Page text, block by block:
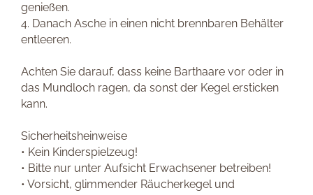
genießen.
4. Danach Asche in einen nicht brennbaren Behälter
entleeren.
Achten Sie darauf, dass keine Barthaare vor oder in
das Mundloch ragen, da sonst der Kegel ersticken
kann.
Sicherheitsheinweise
• Kein Kinderspielzeug!
• Bitte nur unter Aufsicht Erwachsener betreiben!
• Vorsicht, glimmender Räucherkegel und